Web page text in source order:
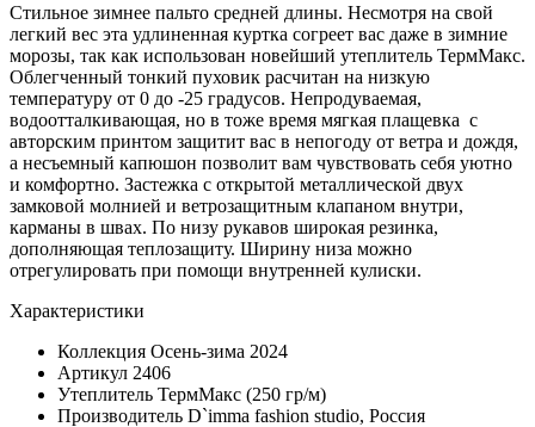
Стильное зимнее пальто средней длины. Несмотря на свой
легкий вес эта удлиненная куртка согреет вас даже в зимние
морозы, так как использован новейший утеплитель ТермМакс.
Облегченный тонкий пуховик расчитан на низкую
температуру от 0 до -25 градусов. Непродуваемая,
водоотталкивающая, но в тоже время мягкая плащевка с
авторским принтом защитит вас в непогоду от ветра и дождя,
а несъемный капюшон позволит вам чувствовать себя уютно
и комфортно. Застежка с открытой металлической двух
замковой молнией и ветрозащитным клапаном внутри,
карманы в швах. По низу рукавов широкая резинка,
дополняющая теплозащиту. Ширину низа можно
отрегулировать при помощи внутренней кулиски.
Характеристики
Коллекция Осень-зима 2024
Артикул 2406
Утеплитель ТермМакс (250 гр/м)
Производитель D`imma fashion studio, Россия